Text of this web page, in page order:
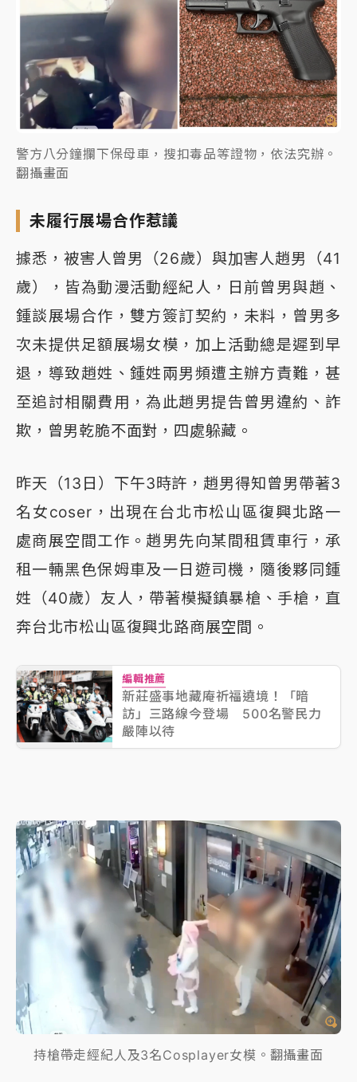
警方八分鐘攔下保母車，搜扣毒品等證物，依法究辦。
翻攝畫面
未履行展場合作惹議
據悉，被害人曾男（26歲）與加害人趙男（41
歲），皆為動漫活動經紀人，日前曾男與趙、
鍾談展場合作，雙方簽訂契約，未料，曾男多
次未提供足額展場女模，加上活動總是遲到早
退，導致趙姓、鍾姓兩男頻遭主辦方責難，甚
至追討相關費用，為此趙男提告曾男違約、詐
欺，曾男乾脆不面對，四處躲藏。
昨天（13日）下午3時許，趙男得知曾男帶著3
名女coser，出現在台北市松山區復興北路一
處商展空間工作。趙男先向某間租賃車行，承
租一輛黑色保姆車及一日遊司機，隨後夥同鍾
姓（40歲）友人，帶著模擬鎮暴槍、手槍，直
奔台北市松山區復興北路商展空間。
編輯推薦
新莊盛事地藏庵祈福遶境！「暗
訪」三路線今登場 500名警民力
嚴陣以待
持槍帶走經紀人及3名Cosplayer女模。翻攝畫面